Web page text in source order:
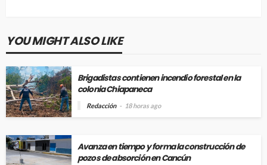
YOU MIGHT ALSO LIKE
Brigadistas contienen incendio forestal en la
colonia Chiapaneca
Redacción 18 horas ago
Avanza en tiempo y forma la construcción de
pozos de absorción en Cancún